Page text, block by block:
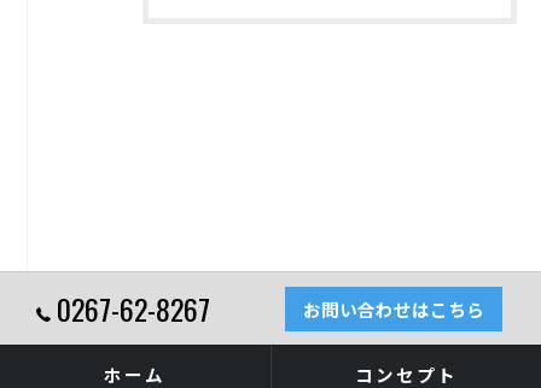
0267-62-8267 お問い合わせはこちら
ホーム コンセプト